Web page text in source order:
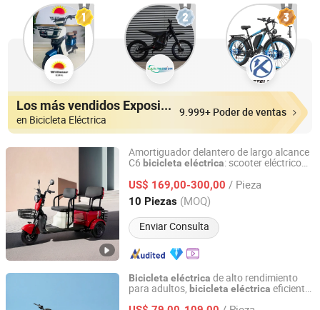
Los más vendidos Expositores
en Bicicleta Eléctrica
9.999+ Poder de ventas
Amortiguador delantero de largo alcance
C6 bicicleta eléctrica: scooter eléctrico
US$ 169,00-300,00 / Pieza
10 Piezas (MOQ)
Enviar Consulta
Linyi Huanyu Jindong New Energy Technology Co., Ltd.
Shandong, China Desde 2025
Bicicleta eléctrica de alto rendimiento
para adultos, bicicleta eléctrica eficiente
Linyi Huanyu Jindong New Energy Technology Co., Ltd.